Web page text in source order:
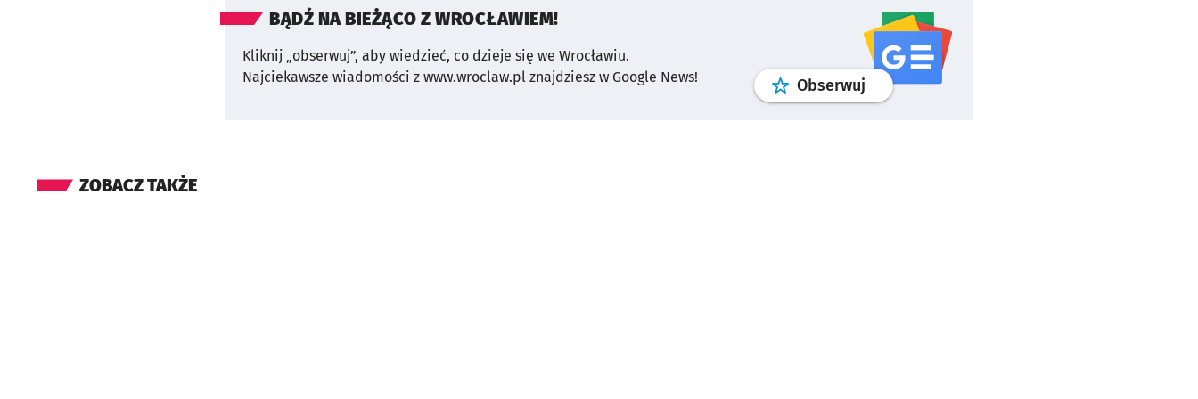
BĄDŹ NA BIEŻĄCO Z WROCŁAWIEM!
Kliknij „obserwuj”, aby wiedzieć, co dzieje się we Wrocławiu.
Najciekawsze wiadomości z www.wroclaw.pl znajdziesz w Google News!
Obserwuj profilgoogle news
ZOBACZ TAKŻE